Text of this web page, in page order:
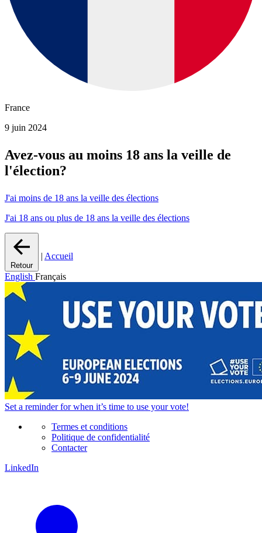
France
9 juin 2024
Avez-vous au moins 18 ans la veille de
l'élection?
J'ai moins de 18 ans la veille des élections
J'ai 18 ans ou plus de 18 ans la veille des élections
Retour
| Accueil
English Français
Set a reminderfor when it’s time to use your vote!
Termes et conditions
Politique de confidentialité
Contacter
LinkedIn